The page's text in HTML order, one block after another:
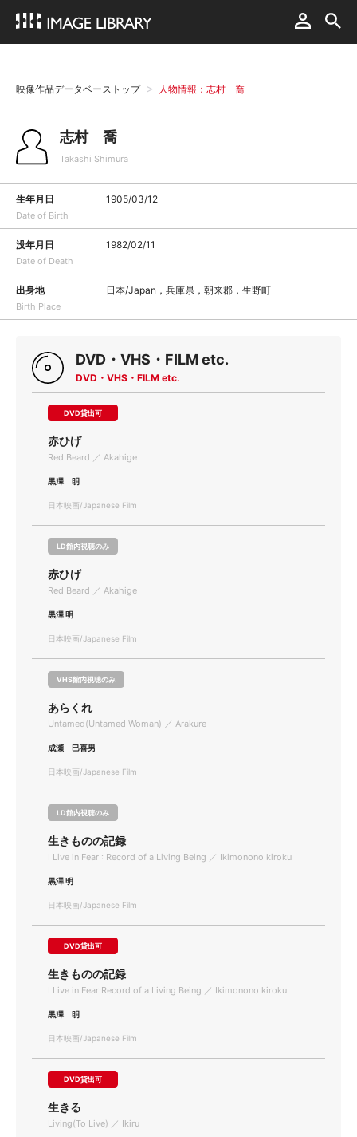
映像作品データベーストップ 人物情報：志村 喬
志村 喬
Takashi Shimura
生年月日
Date of Birth
1905/03/12
没年月日
Date of Death
1982/02/11
出身地
Birth Place
日本/Japan，兵庫県，朝来郡，生野町
DVD・VHS・FILM etc.
DVD・VHS・FILM etc.
DVD貸出可
赤ひげ
Red Beard ／ Akahige
黒澤 明
日本映画/Japanese Film
LD館内視聴のみ
赤ひげ
Red Beard ／ Akahige
黒澤 明
日本映画/Japanese Film
VHS館内視聴のみ
あらくれ
Untamed(Untamed Woman) ／ Arakure
成瀬 巳喜男
日本映画/Japanese Film
LD館内視聴のみ
生きものの記録
I Live in Fear : Record of a Living Being ／ Ikimonono kiroku
黒澤 明
日本映画/Japanese Film
DVD貸出可
生きものの記録
I Live in Fear:Record of a Living Being ／ Ikimonono kiroku
黒澤 明
日本映画/Japanese Film
DVD貸出可
生きる
Living(To Live) ／ Ikiru